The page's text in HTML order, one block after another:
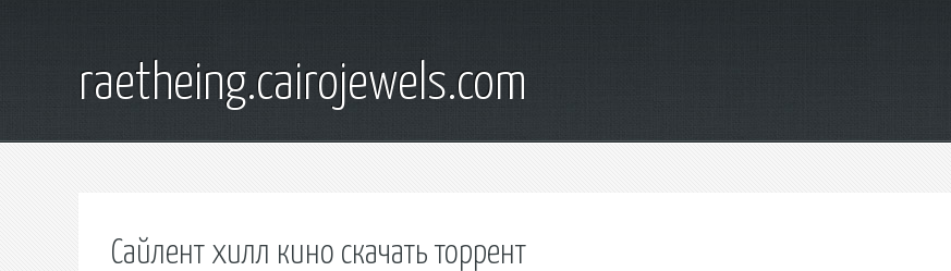
raetheing.cairojewels.com
Сайлент хилл кино скачать торрент